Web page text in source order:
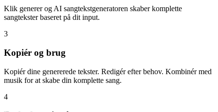
Klik generer og AI sangtekstgeneratoren skaber komplette
sangtekster baseret på dit input.
3
Kopiér og brug
Kopiér dine genererede tekster. Redigér efter behov. Kombinér med
musik for at skabe din komplette sang.
4